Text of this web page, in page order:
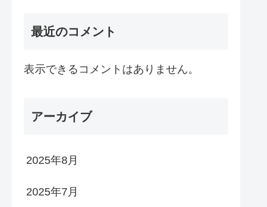
最近のコメント
表示できるコメントはありません。
アーカイブ
2025年8月
2025年7月